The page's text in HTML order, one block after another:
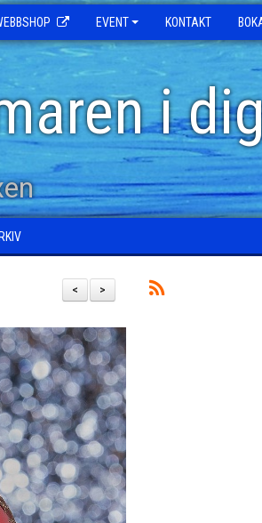
EVENT KONTAKT
i
>
<